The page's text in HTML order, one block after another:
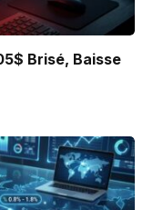
Brisé, Baisse